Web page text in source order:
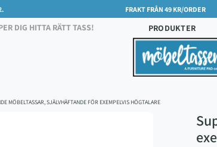
FRAKT FRÅN 49 KR/ORDER
DIG HITTA RÄTT TASS! PRODUKTER
MÖBELTASSAR, SJÄLVHÄFTANDE FÖR EXEMPELVIS HÖGTALARE